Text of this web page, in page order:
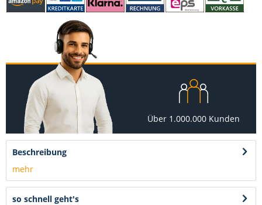
Über 1.000.000 Kunden
Beschreibung
mehr
so schnell geht's